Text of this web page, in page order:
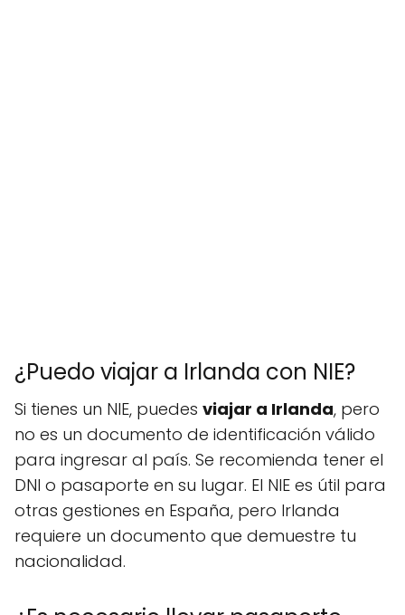
¿Puedo viajar a Irlanda con NIE?
Si tienes un NIE, puedes viajar a Irlanda, pero
no es un documento de identificación válido
para ingresar al país. Se recomienda tener el
DNI o pasaporte en su lugar. El NIE es útil para
otras gestiones en España, pero Irlanda
requiere un documento que demuestre tu
nacionalidad.